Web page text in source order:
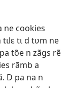
ne cookies
tɩ d tʋm ne
tõe n zãgs rẽ
rãmb a
D pa na n